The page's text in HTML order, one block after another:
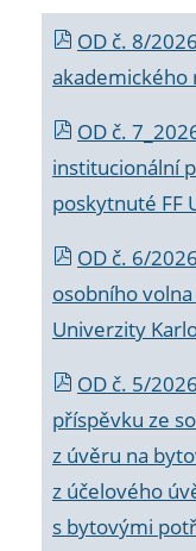
OD č. 8/
OD č.
institucionální
poskytnuté FF
OD č. 6/
osobního
Univerzity
OD č. 5/
příspěvku ze
z úvěru na
z účelového
s bytovými